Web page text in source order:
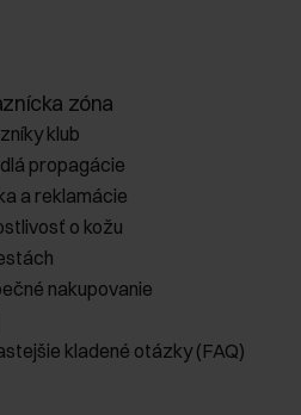
zóna
klub
propagácie
a reklamácie
o kožu
nakupovanie
kladené otázky (FAQ)